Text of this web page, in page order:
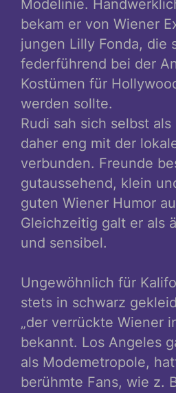
Modelinie.
bekam er von Wiener
jungen Lilly Fonda, die
federführend bei der
Kostümen für
werden sollte.
Rudi sah sich selbst
daher eng mit der
verbunden. Freunde
gutaussehend, klein
guten Wiener Humor
Gleichzeitig galt er als
und sensibel.
Ungewöhnlich für
stets in schwarz
„der verrückte Wiener
bekannt. Los Angeles
als Modemetropole,
berühmte Fans, wie z.